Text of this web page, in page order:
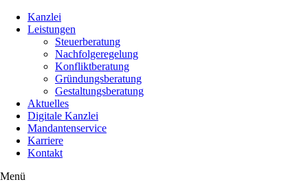
Kanzlei
Leistungen
Steuerberatung
Nachfolgeregelung
Konfliktberatung
Gründungsberatung
Gestaltungsberatung
Aktuelles
Digitale Kanzlei
Mandantenservice
Karriere
Kontakt
Menü